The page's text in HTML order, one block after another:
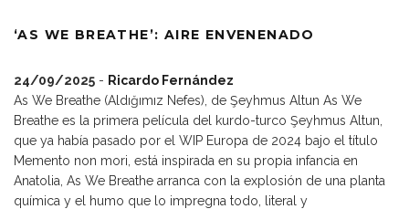
‘AS WE BREATHE’: AIRE ENVENENADO
24/09/2025 - Ricardo Fernández
As We Breathe (Aldığımız Nefes), de Şeyhmus Altun As We
Breathe es la primera película del kurdo-turco Şeyhmus Altun,
que ya había pasado por el WIP Europa de 2024 bajo el título
Memento non mori, está inspirada en su propia infancia en
Anatolia, As We Breathe arranca con la explosión de una planta
química y el humo que lo impregna todo, literal y